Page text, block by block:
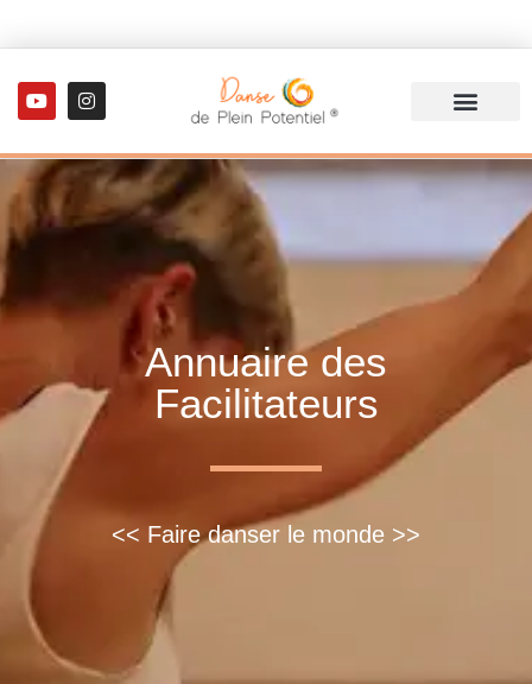
Annuaire des
Facilitateurs
<< Faire danser le monde >>